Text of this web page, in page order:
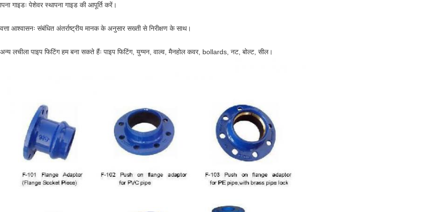
गाइडः पेशेवर स्थापना गाइड की आपूर्ति करें।
आश्वासनः संबंधित अंतर्राष्ट्रीय मानक के अनुसार सख्ती से निरीक्षण के साथ।
लचीला पाइप फिटिंग हम बना सकते हैंः पाइप फिटिंग, युग्मन, वाल्व, मैनहोल कवर, bollards, नट, बोल्ट, सील।